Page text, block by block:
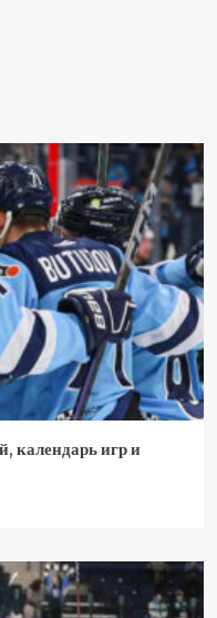
календарь игр и